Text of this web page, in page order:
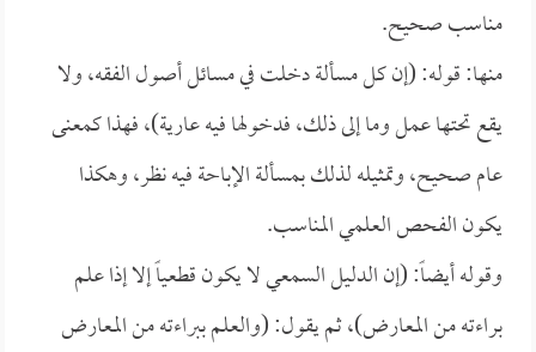
مناسب صحيح.
منها: قوله: (إن كل مسألة دخلت في مسائل أصول الفقه، ولا
يقع تحتها عمل وما إلى ذلك، فدخولها فيه عارية)، فهذا كمعنى
عام صحيح، وتمثيله لذلك بمسألة الإباحة فيه نظر، وهكذا
يكون الفحص العلمي المناسب.
وقوله أيضاً: (إن الدليل السمعي لا يكون قطعياً إلا إذا علم
براءته من المعارض)، ثم يقول: (والعلم ببراءته من المعارض